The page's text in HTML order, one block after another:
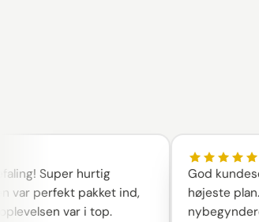
Super hurtig
perfekt pakket ind,
var i top.
God
højeste plan.
nybegyndere